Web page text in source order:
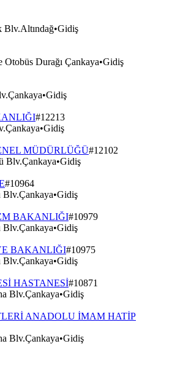
Blv.Altındağ•Gidiş
Otobüs Durağı Çankaya•Gidiş
•Gidiş
#12213
•Gidiş
MÜDÜRLÜĞÜ#12102
Blv.Çankaya•Gidiş
#10964
•Gidiş
BAKANLIĞI#10979
•Gidiş
BAKANLIĞI#10975
•Gidiş
HASTANESİ#10871
Blv.Çankaya•Gidiş
ANADOLU İMAM HATİP
Blv.Çankaya•Gidiş